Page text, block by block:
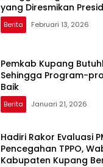
yang Diresmikan
Berita Februari 13, 2026
Pemkab Kupang
Sehingga Program-
Baik
Berita Januari 21, 2026
Hadiri Rakor Evaluasi
Pencegahan TPPO,
Kabupaten Kupang